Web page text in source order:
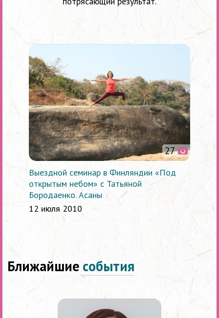
27
Выездной семинар в Финляндии «Под
открытым небом» с Татьяной
Бородаенко. Асаны
12 июля 2010
Ближайшие события